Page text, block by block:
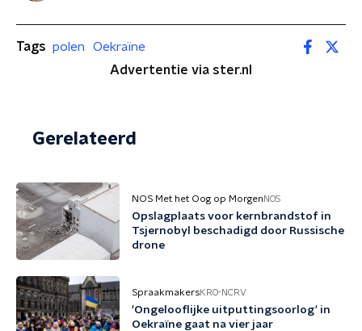
Tags polen
Oekraïne
Advertentie via ster.nl
Gerelateerd
NOS Met het Oog op Morgen NOS
Opslagplaats voor kernbrandstof in
Tsjernobyl beschadigd door Russische
drone
SpraakmakersKRO-NCRV
'Ongelooflijke uitputtingsoorlog' in
Oekraïne gaat na vier jaar